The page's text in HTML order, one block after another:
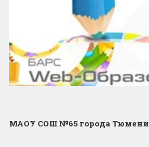
МАОУ СОШ №65 города Тюмени